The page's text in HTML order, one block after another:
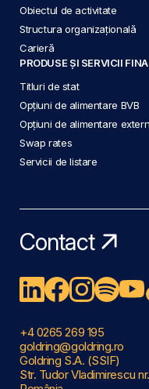
Obiectul de activitate
Structura organizațională
Carieră
PRODUSE ȘI SERVICII
Titluri de stat
Opțiuni de alimentare BVB
Opțiuni de alimentare extern
Swap rates
Servicii de listare
Contact
+4 0265 269 195
goldring@goldring.ro
Goldring S.A. (SSIF)
Str. Tudor Vladimirescu